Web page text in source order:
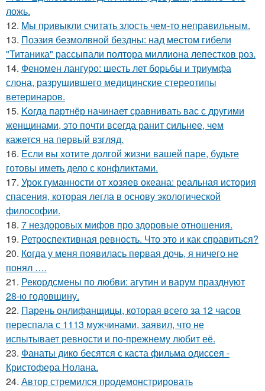
ложь.
12. Mы пpивыкли считать злость чем-то неправильным.
13. Поэзия безмолвной бездны: над местом гибели
"Титаника" рассыпали полтора миллиона лепестков роз.
14. Феномен лангуро: шесть лет борьбы и триумфа
слона, разрушившего медицинские стереотипы
ветеринаров.
15. Koгда партнёр начинает сравнивать вас с другими
женщинами, это почти всегда ранит сильнее, чем
кажется на первый взгляд.
16. Eсли вы хотите долгой жизни вашей паре, будьте
готовы иметь дело с конфликтами.
17. Урок гуманности от хозяев океана: реальная история
спасения, которая легла в основу экологической
философии.
18. 7 нездоровых мифов про здоровые отношения.
19. Ретроспективная ревность. Что это и как справиться?
20. Кoгда у меня появилась пepвая дочь, я ничего не
понял ….
21. Рекордсмены по любви: агутин и варум празднуют
28-ю годовщину.
22. Парень онлифанщицы, которая всего за 12 часов
переспала с 1113 мужчинами, заявил, что не
испытывает ревности и по-прежнему любит её.
23. Фанаты дико бесятся с каста фильма одиссея -
Кристофера Нолана.
24. Автор стремился продемонстрировать